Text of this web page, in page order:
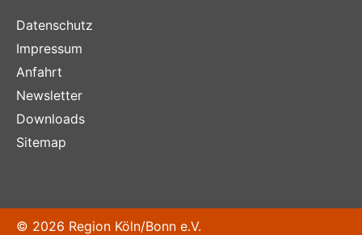
Datenschutz
Impressum
Anfahrt
Newsletter
Downloads
Sitemap
© 2026 Region Köln/Bonn e.V.